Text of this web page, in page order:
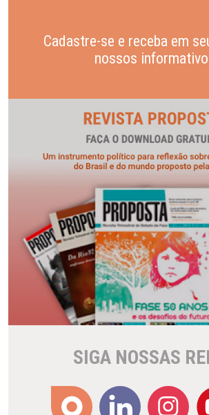
Cadastre-se e receba em
nossos
SIGA NOSSAS